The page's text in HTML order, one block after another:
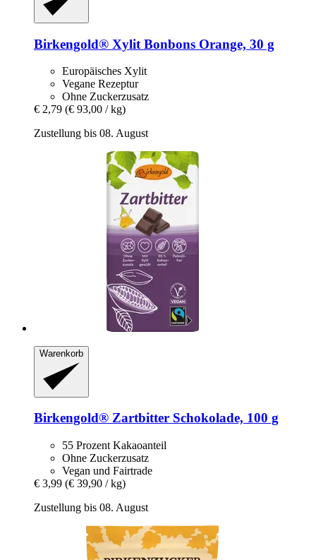
Birkengold® Xylit Bonbons Orange, 30 g
Europäisches Xylit
Vegane Rezeptur
Ohne Zuckerzusatz
€ 2,79 (€ 93,00 / kg)
Zustellung bis 08. August
Warenkorb
Birkengold® Zartbitter Schokolade, 100 g
55 Prozent Kakaoanteil
Ohne Zuckerzusatz
Vegan und Fairtrade
€ 3,99 (€ 39,90 / kg)
Zustellung bis 08. August